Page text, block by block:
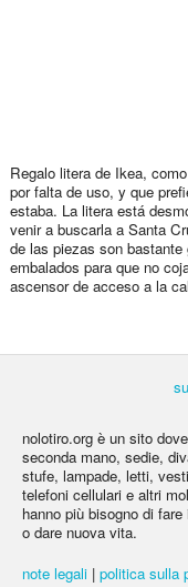
Regalo litera de Ikea,
por falta de uso, y que
estaba. La litera está
venir a buscarla a Santa
de las piezas son
embalados para que no
ascensor de acceso a la
nolotiro.org è un sito
seconda mano, sedie,
stufe, lampade, letti,
telefoni cellulari e altri
hanno più bisogno di
o dare nuova vita.
note legali | politica sulla